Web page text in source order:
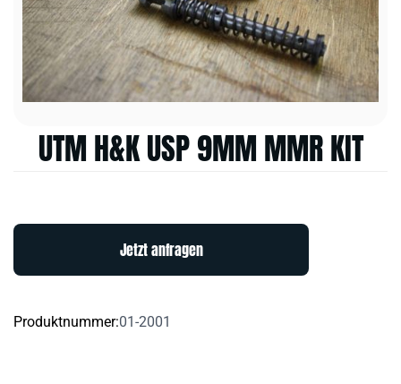
UTM H&K USP 9MM MMR KIT
Jetzt anfragen
Produktnummer:01-2001